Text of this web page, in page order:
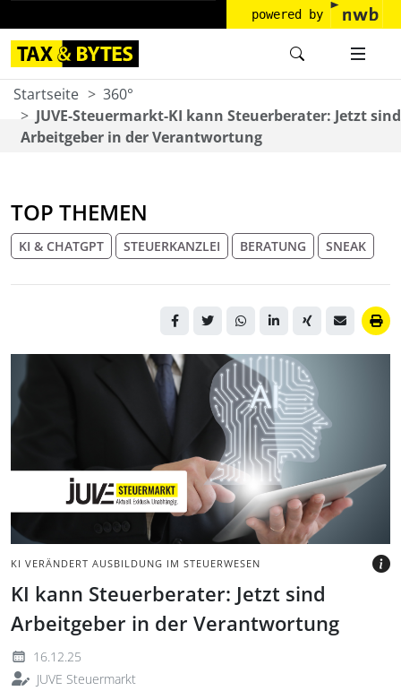
powered by
Startseite
360°
JUVE-Steuermarkt-KI kann Steuerberater: Jetzt sind
Arbeitgeber in der Verantwortung
TOP THEMEN
KI & CHATGPT STEUERKANZLEI BERATUNG SNEAK
KI VERÄNDERT AUSBILDUNG IM STEUERWESEN
KI kann Steuerberater: Jetzt sind
Arbeitgeber in der Verantwortung
16.12.25
JUVE Steuermarkt
Ein Mann im Anzug hält ein
Tablet mit leuchtendem
digitalen Kopf darüber.
BILD: @ALEXSL, GETTY IMAGES
VIA CANVA.COM